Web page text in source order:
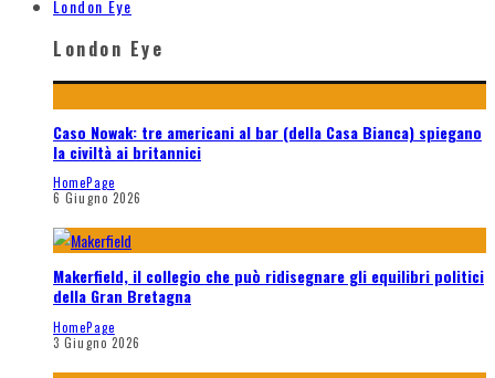
London Eye
London Eye
Caso Nowak: tre americani al bar (della Casa Bianca) spiegano
la civiltà ai britannici
HomePage
6 Giugno 2026
Makerfield, il collegio che può ridisegnare gli equilibri politici
della Gran Bretagna
HomePage
3 Giugno 2026